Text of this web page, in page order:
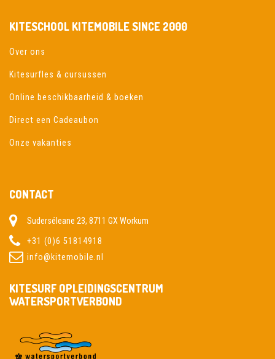
KITESCHOOL KITEMOBILE SINCE 2000
Over ons
Kitesurfles & cursussen
Online beschikbaarheid & boeken
Direct een Cadeaubon
Onze vakanties
CONTACT
Suderséleane 23, 8711 GX Workum
+31 (0)6 51814918
info@kitemobile.nl
KITESURF OPLEIDINGSCENTRUM
WATERSPORTVERBOND